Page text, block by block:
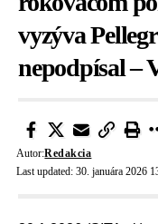
vyzýva
nepodpísal –
Last updated: 30. januára 2026
Autor:Redakcia